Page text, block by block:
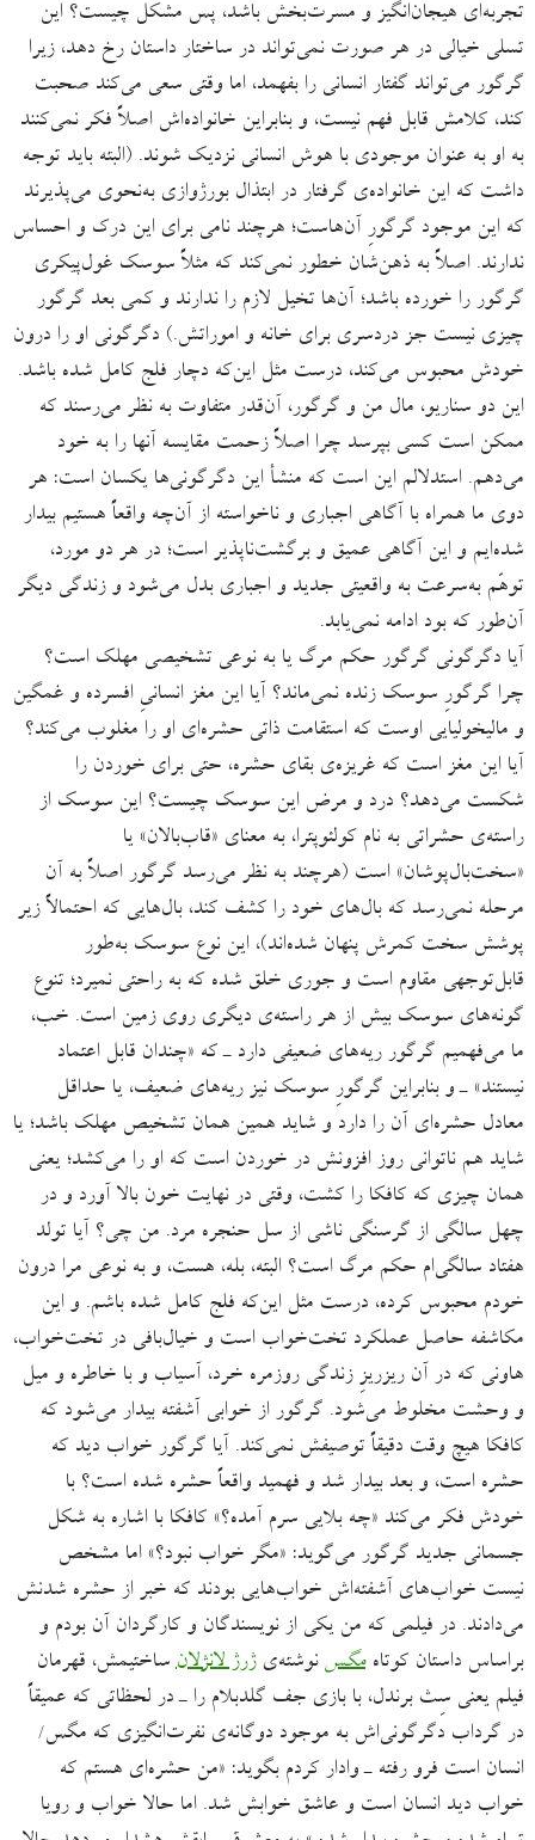
تجربه‌ای هیجان‌انگیز و مسرت‌بخش باشد، پس مشکل چیست؟ این
تسلی خیالی در هر صورت نمی‌تواند در ساختار داستان رخ دهد، زیرا
گرگور می‌تواند گفتار انسانی را بفهمد، اما وقتی سعی می‌کند صحبت
کند، کلامش قابل فهم نیست، و بنابراین خانواده‌اش اصلاً فکر نمی‌کنند
به او به عنوان موجودی با هوش انسانی نزدیک شوند. (البته باید توجه
داشت که این خانواده‌ی گرفتار در ابتذال بورژوازی به‌نحوی می‌پذیرند
که این موجود گرگورِ آن‌هاست؛ هرچند نامی برای این درک و احساس
ندارند. اصلاً به ذهن‌شان خطور نمی‌کند که مثلاً سوسک غول‌پیکری
گرگور را خورده باشد؛ آن‌ها تخیل لازم را ندارند و کمی بعد گرگور
چیزی نیست جز دردسری برای خانه و اموراتش.) دگرگونی او را درون
خودش محبوس می‌کند، درست مثل این‌که دچار فلج کامل شده باشد.
این دو سناریو، مال من و گرگور، آن‌قدر متفاوت به نظر می‌رسند که
ممکن است کسی بپرسد چرا اصلاً زحمت مقایسه آنها را به خود
می‌دهم. استدلالم این است که منشأ این دگرگونی‌ها یکسان است: هر
دوی ما همراه با آگاهی اجباری و ناخواسته از آن‌چه واقعاً هستیم بیدار
شده‌ایم و این آگاهی عمیق و برگشت‌ناپذیر است؛ در هر دو مورد،
توهّم به‌سرعت به واقعیتی جدید و اجباری بدل می‌شود و زندگی دیگر
آن‌طور که بود ادامه نمی‌یابد.
آیا دگرگونی گرگور حکم مرگ یا به نوعی تشخیصی مهلک است؟
چرا گرگورِ سوسک زنده نمی‌ماند؟ آیا این مغز انسانیِ افسرده و غمگین
و مالیخولیایی اوست که استقامت ذاتی حشره‌ای او را مغلوب می‌کند؟
آیا این مغز است که غریزه‌ی بقای حشره، حتی برای خوردن را
شکست می‌دهد؟ درد و مرض این سوسک چیست؟ این سوسک از
راسته‌ی حشراتی به نام کولئوپترا، به معنای «قاب‌بالان» یا
«سخت‌بال‌پوشان» است (هرچند به نظر می‌رسد گرگور اصلاً به آن
مرحله نمی‌رسد که بال‌های خود را کشف کند، بال‌هایی که احتمالاً زیر
پوشش سخت کمرش پنهان شده‌اند)، این نوع سوسک به‌طور
قابل‌توجهی مقاوم است و جوری خلق شده که به راحتی نمیرد؛ تنوع
گونه‌های سوسک بیش از هر راسته‌ی دیگری روی زمین است. خب،
ما می‌فهمیم گرگور ریه‌های ضعیفی دارد ـ که «چندان قابل اعتماد
نیستند» ـ و بنابراین گرگورِ سوسک نیز ریه‌های ضعیف، یا حداقل
معادل حشره‌ای آن را دارد و شاید همین همان تشخیص مهلک باشد؛ یا
شاید هم ناتوانی روز افزونش در خوردن است که او را می‌کشد؛ یعنی
همان چیزی که کافکا را کشت، وقتی در نهایت خون بالا آورد و در
چهل سالگی از گرسنگی ناشی از سل حنجره مرد. من چی؟ آیا تولد
هفتاد سالگی‌ام حکم مرگ است؟ البته، بله، هست، و به نوعی مرا درون
خودم محبوس کرده، درست مثل این‌که فلج کامل شده باشم. و این
مکاشفه حاصل عملکرد تخت‌خواب است و خیال‌بافی در تخت‌خواب،
هاونی که در آن ریزریزِ زندگی روزمره خرد، آسیاب و با خاطره و میل
و وحشت مخلوط می‌شود. گرگور از خوابی آشفته بیدار می‌شود که
کافکا هیچ وقت دقیقاً توصیفش نمی‌کند. آیا گرگور خواب دید که
حشره است، و بعد بیدار شد و فهمید واقعاً حشره شده است؟ با
خودش فکر می‌کند «چه بلایی سرم آمده؟» کافکا با اشاره به شکل
جسمانی جدید گرگور می‌گوید: «مگر خواب نبود؟» اما مشخص
نیست خواب‌های آشفته‌اش خواب‌هایی بودند که خبر از حشره شدنش
می‌دادند. در فیلمی که من یکی از نویسندگان و کارگردان آن بودم و
براساس داستان کوتاهمگس نوشته‌یژرژ لانژلان ساختیمش، قهرمان
فیلم یعنی سِث برندل، با بازی جف گلدبلام را ـ در لحظاتی که عمیقاً
در گرداب دگرگونی‌اش به موجود دوگانه‌ی نفرت‌انگیزی که مگس/
انسان است فرو رفته ـ وادار کردم بگوید: «من حشره‌ای هستم که
خواب دید انسان است و عاشق خوابش شد. اما حالا خواب و رویا